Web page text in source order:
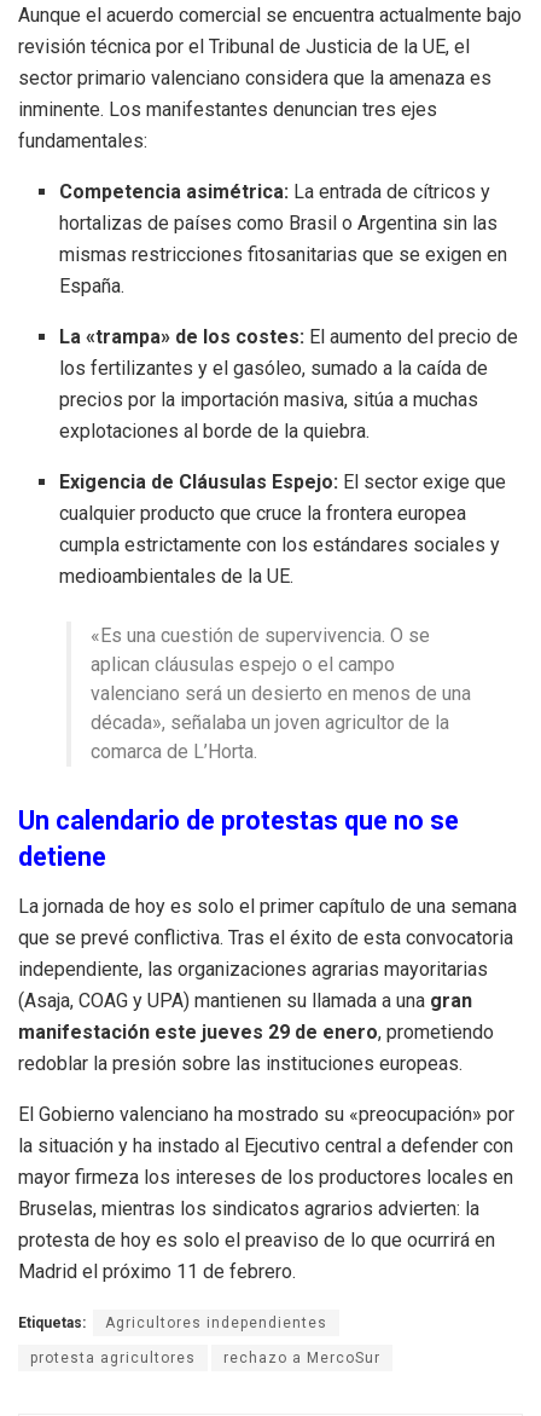
Aunque el acuerdo comercial se encuentra actualmente bajo
revisión técnica por el Tribunal de Justicia de la UE, el
sector primario valenciano considera que la amenaza es
inminente. Los manifestantes denuncian tres ejes
fundamentales:
Competencia asimétrica: La entrada de cítricos y
hortalizas de países como Brasil o Argentina sin las
mismas restricciones fitosanitarias que se exigen en
España.
La «trampa» de los costes: El aumento del precio de
los fertilizantes y el gasóleo, sumado a la caída de
precios por la importación masiva, sitúa a muchas
explotaciones al borde de la quiebra.
Exigencia de Cláusulas Espejo: El sector exige que
cualquier producto que cruce la frontera europea
cumpla estrictamente con los estándares sociales y
medioambientales de la UE.
«Es una cuestión de supervivencia. O se
aplican cláusulas espejo o el campo
valenciano será un desierto en menos de una
década», señalaba un joven agricultor de la
comarca de L’Horta.
Un calendario de protestas que no se
detiene
La jornada de hoy es solo el primer capítulo de una semana
que se prevé conflictiva. Tras el éxito de esta convocatoria
independiente, las organizaciones agrarias mayoritarias
(Asaja, COAG y UPA) mantienen su llamada a una gran
manifestación este jueves 29 de enero, prometiendo
redoblar la presión sobre las instituciones europeas.
El Gobierno valenciano ha mostrado su «preocupación» por
la situación y ha instado al Ejecutivo central a defender con
mayor firmeza los intereses de los productores locales en
Bruselas, mientras los sindicatos agrarios advierten: la
protesta de hoy es solo el preaviso de lo que ocurrirá en
Madrid el próximo 11 de febrero.
Etiquetas: Agricultores independientes
protesta agricultores rechazo a MercoSur